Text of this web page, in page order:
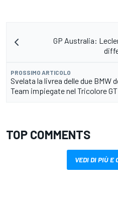
GP Australia:
PROSSIMO ARTICOLO
Svelata la livrea delle due BMW
Team impiegate nel Tricolore GT
TOP COMMENTS
VEDI DI PIÙ E